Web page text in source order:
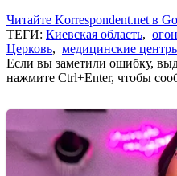
Читайте Korrespondent.net в
ТЕГИ: Киевская область,
Церковь, медицинские
Если вы заметили ошибку,
нажмите Ctrl+Enter, чтобы